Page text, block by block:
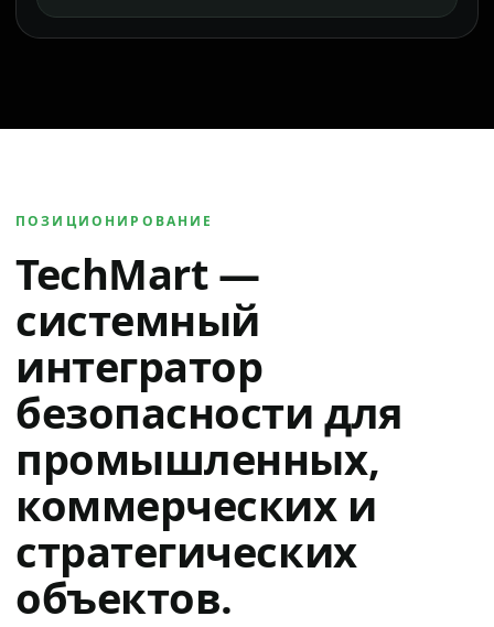
ПОЗИЦИОНИРОВАНИЕ
TechMart —
системный
интегратор
безопасности для
промышленных,
коммерческих и
стратегических
объектов.